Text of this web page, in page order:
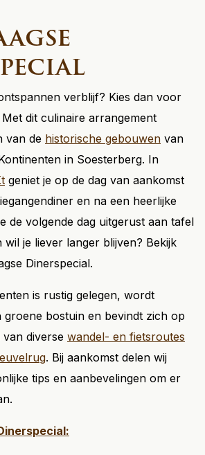
verblijf? Kies dan voor
Met dit culinaire arrangement
van de historische gebouwen van
in Soesterberg. In
geniet je op de dag van aankomst
en na een heerlijke
de volgende dag uitgerust aan tafel
je liever langer blijven? Bekijk
Dinerspecial.
is rustig gelegen, wordt
groene bostuin en bevindt zich op
diverse wandel- en fietsroutes
. Bij aankomst delen wij
tips en aanbevelingen om er